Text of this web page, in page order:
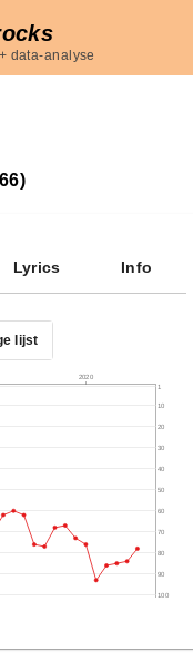
data-analyse
Lyrics Info
lijst
2020
1
10
20
30
40
50
60
70
80
90
100